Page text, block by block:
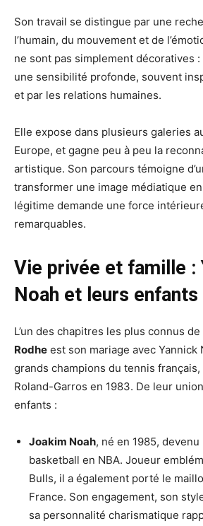
Son travail se distingue par une
l’humain, du mouvement et de
ne sont pas simplement décoratives
une sensibilité profonde, souvent
et par les relations humaines.
Elle expose dans plusieurs galeries
Europe, et gagne peu à peu la
artistique. Son parcours témoigne
transformer une image médiatique
légitime demande une force
remarquables.
Vie privée et famille :
Noah et leurs enfants
L’un des chapitres les plus connus
Rodhe est son mariage avec Yannick
grands champions du tennis
Roland-Garros en 1983. De leur
enfants :
Joakim Noah, né en 1985,
basketball en NBA. Joueur
Bulls, il a également porté le
France. Son engagement, son
sa personnalité charismatique